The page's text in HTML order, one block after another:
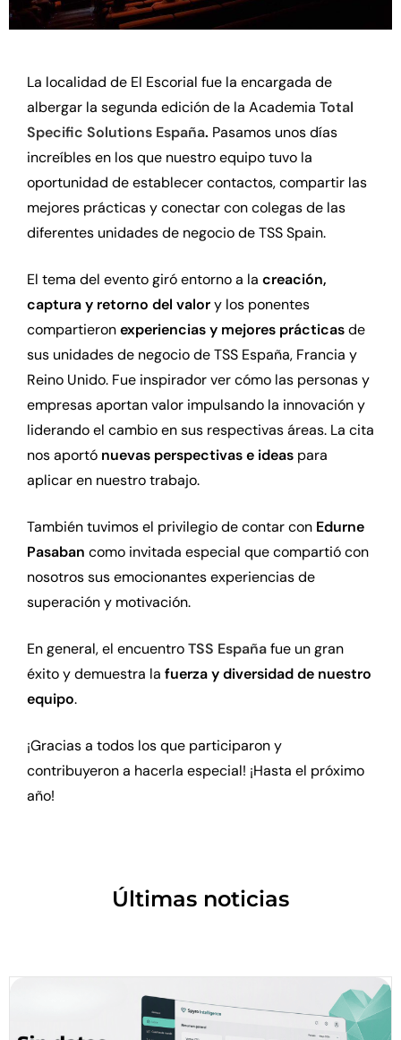
La localidad de El Escorial fue la encargada de
albergar la segunda edición de la Academia Total
Specific Solutions España. Pasamos unos días
increíbles en los que nuestro equipo tuvo la
oportunidad de establecer contactos, compartir las
mejores prácticas y conectar con colegas de las
diferentes unidades de negocio de TSS Spain.
El tema del evento giró entorno a la creación,
captura y retorno del valory los ponentes
compartieronexperiencias y mejores prácticasde
sus unidades de negocio de TSS España, Francia y
Reino Unido. Fue inspirador ver cómo las personas y
empresas aportan valor impulsando la innovación y
liderando el cambio en sus respectivas áreas. La cita
nos aportó nuevas perspectivas e ideas para
aplicar en nuestro trabajo.
También tuvimos el privilegio de contar con Edurne
Pasaban como invitada especial que compartió con
nosotros sus emocionantes experiencias de
superación y motivación.
En general, el encuentroTSS Españafue un gran
éxito y demuestra la fuerza y diversidad de nuestro
equipo.
¡Gracias a todos los que participaron y
contribuyeron a hacerla especial! ¡Hasta el próximo
año!
Últimas noticias